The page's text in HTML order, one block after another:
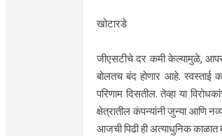
खोटारडे
जीएसटीचे दर कमी केल्यामुळे,
बोलतच बंद होणार आहे. स्वस्ताई
परिणाम दिसतील. तेव्हा या
क्षेत्रातील कंपन्यांनी जुन्या आणि
आजची पिढी ही अत्याधुनिक